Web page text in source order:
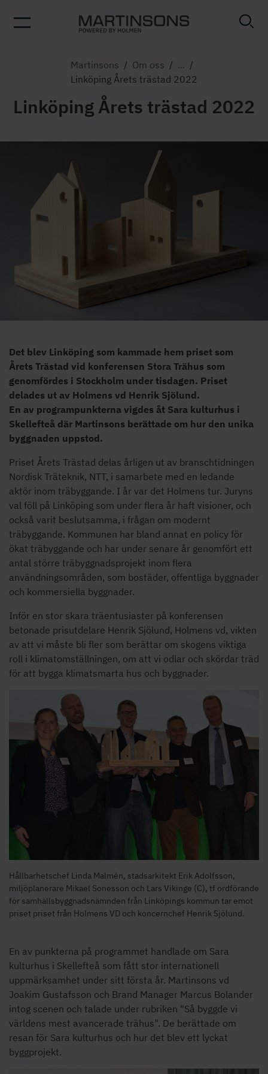
Martinsons / Om oss / ... /
Linköping Årets trästad 2022
Linköping Årets trästad 2022
Det blev Linköping som kammade hem priset som
Årets Trästad vid konferensen Stora Trähus som
genomfördes i Stockholm under tisdagen. Priset
delades ut av Holmens vd Henrik Sjölund.
En av programpunkterna vigdes åt Sara kulturhus i
Skellefteå där Martinsons berättade om hur den unika
byggnaden uppstod.
Priset Årets Trästad delas årligen ut av branschtidningen
Nordisk Träteknik, NTT, i samarbete med en ledande
aktör inom träbyggande. I år var det Holmens tur. Juryns
val föll på Linköping som under flera år haft visioner, och
också varit beslutsamma, i frågan om modernt
träbyggande. Kommunen har bland annat en policy för
ökat träbyggande och har under senare år genomfört ett
antal större träbyggnadsprojekt inom flera
användningsområden, som bostäder, offentliga byggnader
och kommersiella byggnader.
Inför en stor skara träentusiaster på konferensen
betonade prisutdelare Henrik Sjölund, Holmens vd, vikten
av att vi måste bli fler som berättar om skogens viktiga
roll i klimatomställningen, om att vi odlar och skördar träd
för att bygga klimatsmarta hus och byggnader.
Hållbarhetschef Linda Malmén, stadsarkitekt Erik Adolfsson,
miljöplanerare Mikael Sonesson och Lars Vikinge (C), tf ordförande
för samhällsbyggnadsnämnden från Linköpings kommun tar emot
priset priset från Holmens VD och koncernchef Henrik Sjölund.
En av punkterna på programmet handlade om Sara
kulturhus i Skellefteå som fått stor internationell
uppmärksamhet under sitt första år. Martinsons vd
Joakim Gustafsson och Brand Manager Marcus Bolander
intog scenen och talade under rubriken "Så byggde vi
världens mest avancerade trähus". De berättade om
resan för Sara kulturhus och hur det blev ett lyckat
byggprojekt.